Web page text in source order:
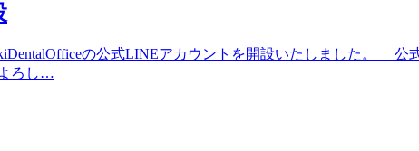
の公式LINEアカウントを開設いたしました。
ろし…